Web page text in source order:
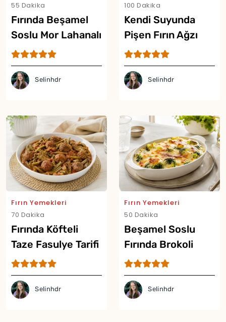
55 Dakika
Fırında Beşamel
Soslu Mor Lahanalı
Graten Tarifi
Selinhdr
100 Dakika
Kendi Suyunda
Pişen Fırın Ağzı
Tarifi
Selinhdr
Fırın Yemekleri
70 Dakika
Fırında Köfteli
Taze Fasulye Tarifi
Selinhdr
Fırın Yemekleri
50 Dakika
Beşamel Soslu
Fırında Brokoli
Tarifi
Selinhdr